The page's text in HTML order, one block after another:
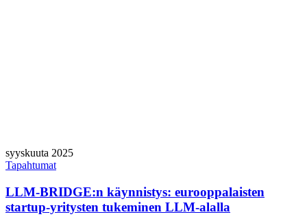
syyskuuta 2025
Tapahtumat
LLM-BRIDGE:n käynnistys: eurooppalaisten
startup-yritysten tukeminen LLM-alalla